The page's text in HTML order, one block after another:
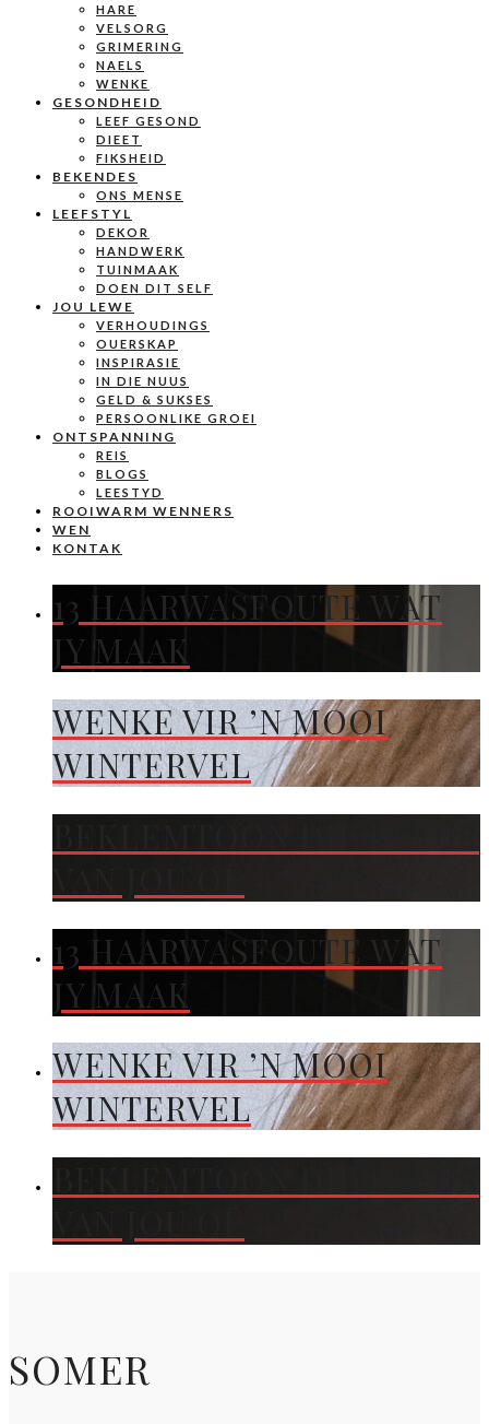
HARE
VELSORG
GRIMERING
NAELS
WENKE
GESONDHEID
LEEF GESOND
DIEET
FIKSHEID
BEKENDES
ONS MENSE
LEEFSTYL
DEKOR
HANDWERK
TUINMAAK
DOEN DIT SELF
JOU LEWE
VERHOUDINGS
OUERSKAP
INSPIRASIE
IN DIE NUUS
GELD & SUKSES
PERSOONLIKE GROEI
ONTSPANNING
REIS
BLOGS
LEESTYD
ROOIWARM WENNERS
WEN
KONTAK
13 HAARWASFOUTE WAT
JY MAAK
WENKE VIR ’N MOOI
WINTERVEL
13 HAARWASFOUTE WAT
JY MAAK
WENKE VIR ’N MOOI
WINTERVEL
SOMER